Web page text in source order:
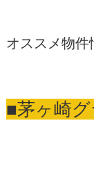
オススメ物件
■茅ヶ崎